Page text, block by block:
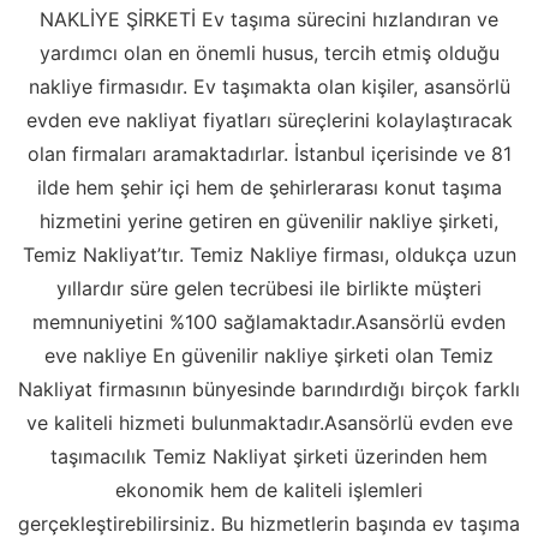
NAKLİYE ŞİRKETİ Ev taşıma sürecini hızlandıran ve
yardımcı olan en önemli husus, tercih etmiş olduğu
nakliye firmasıdır. Ev taşımakta olan kişiler, asansörlü
evden eve nakliyat fiyatları süreçlerini kolaylaştıracak
olan firmaları aramaktadırlar. İstanbul içerisinde ve 81
ilde hem şehir içi hem de şehirlerarası konut taşıma
hizmetini yerine getiren en güvenilir nakliye şirketi,
Temiz Nakliyat’tır. Temiz Nakliye firması, oldukça uzun
yıllardır süre gelen tecrübesi ile birlikte müşteri
memnuniyetini %100 sağlamaktadır.Asansörlü evden
eve nakliye En güvenilir nakliye şirketi olan Temiz
Nakliyat firmasının bünyesinde barındırdığı birçok farklı
ve kaliteli hizmeti bulunmaktadır.Asansörlü evden eve
taşımacılık Temiz Nakliyat şirketi üzerinden hem
ekonomik hem de kaliteli işlemleri
gerçekleştirebilirsiniz. Bu hizmetlerin başında ev taşıma